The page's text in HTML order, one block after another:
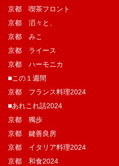
京都 喫茶フロント
京都 滔々と、
京都 みこ
京都 ライース
京都 ハーモニカ
■この１週間
京都 フランス料理2024
■あれこれ話2024
京都 獨歩
京都 鍵善良房
京都 イタリア料理2024
京都 和食2024